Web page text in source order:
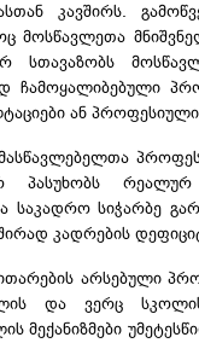
კავშირს.
მოსწავლეთა
სთავაზობს
ჩამოყალიბებული
ან
პასუხობს რეალურ
საკადრო სიჭარბე
კადრების
არსებული
და ვერც სკოლის
მექანიზმები